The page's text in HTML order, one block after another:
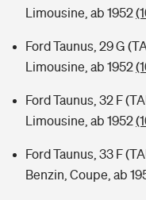
Limousine, ab 1952
Ford Taunus, 29 G
Limousine, ab 1952
Ford Taunus, 32 F
Limousine, ab 1952
Ford Taunus, 33 F
Benzin, Coupe, ab